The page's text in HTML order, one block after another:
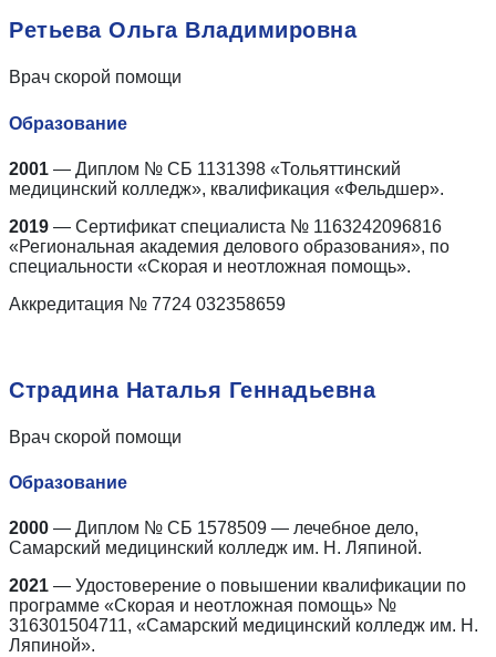
Ретьева Ольга Владимировна
Врач скорой помощи
Образование
2001 — Диплом № СБ 1131398 «Тольяттинский
медицинский колледж», квалификация «Фельдшер».
2019 — Сертификат специалиста № 1163242096816
«Региональная академия делового образования», по
специальности «Скорая и неотложная помощь».
Аккредитация № 7724 032358659
Страдина Наталья Геннадьевна
Врач скорой помощи
Образование
2000 — Диплом № СБ 1578509 — лечебное дело,
Самарский медицинский колледж им. Н. Ляпиной.
2021 — Удостоверение о повышении квалификации по
программе «Скорая и неотложная помощь» №
316301504711, «Самарский медицинский колледж им. Н.
Ляпиной».